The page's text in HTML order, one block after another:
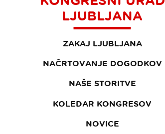
LJUBLJANA
ZAKAJ LJUBLJANA
NAČRTOVANJE DOGODKOV
NAŠE STORITVE
KOLEDAR KONGRESOV
NOVICE